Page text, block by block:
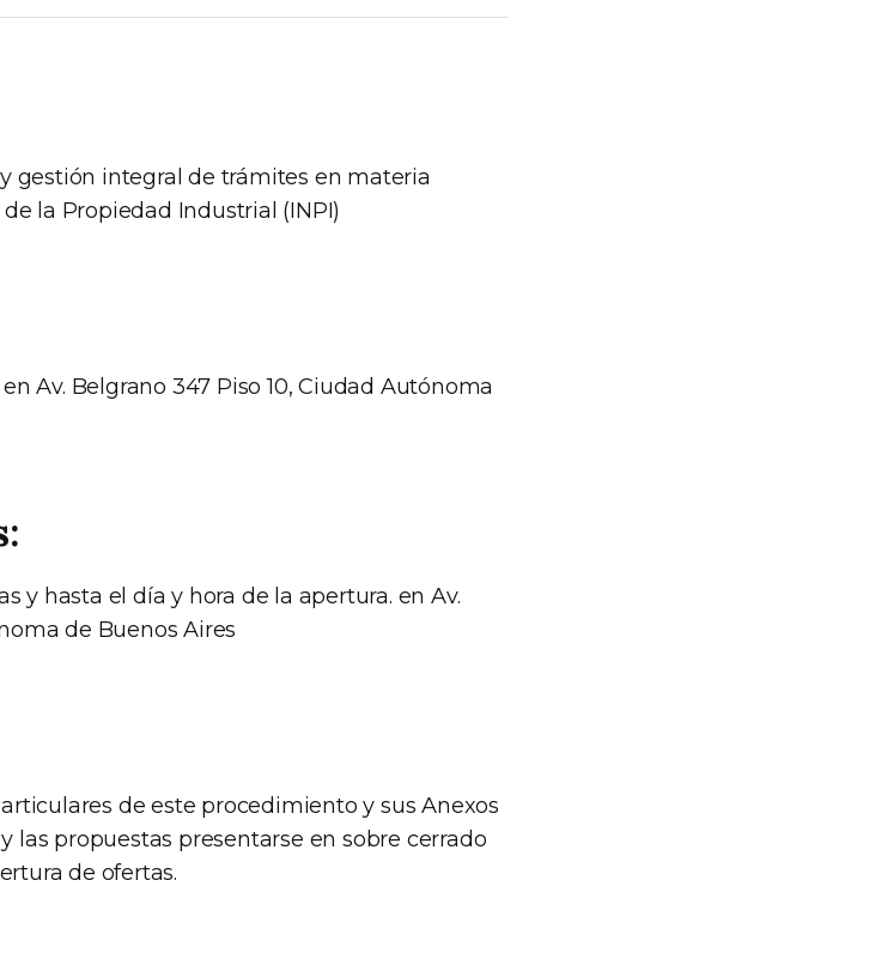
gestión integral de trámites en materia
la Propiedad Industrial (INPI)
Av. Belgrano 347 Piso 10, Ciudad Autónoma
y hasta el día y hora de la apertura. en Av.
de Buenos Aires
de este procedimiento y sus Anexos
las propuestas presentarse en sobre cerrado
de ofertas.